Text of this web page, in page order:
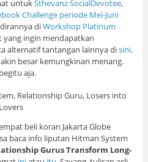
untukSthevanz SocialDevotee,
Challenge periode Mei-Juni
diWorkshop Platinum
yang ingin mendapatkan
alternatif tantangan lainnya disini.
besar kemungkinan menang.
aja.
beli koran Jakarta Globe
baca info liputan Hitman System
Gurus Transform Long-